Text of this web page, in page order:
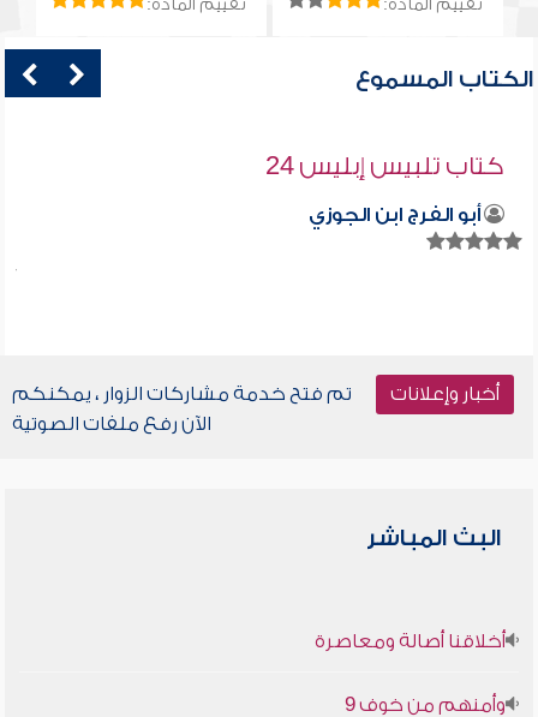
تقييم المادة: تقييم المادة:
الكتاب المسموع
كتاب تلبيس إبليس 24
أبو الفرج ابن الجوزي
أخبار وإعلانات
تم فتح خدمة مشاركات الزوار ، يمكنكم
الآن رفع ملفات الصوتية
البث المباشر
أخلاقنا أصالة ومعاصرة
وأمنهم من خوف 9